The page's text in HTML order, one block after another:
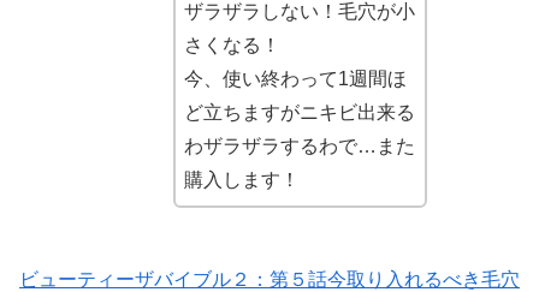
ザラザラしない！毛穴が小
さくなる！
今、使い終わって1週間ほ
ど立ちますがニキビ出来る
わザラザラするわで…また
購入します！
ビューティーザバイブル２：第５話今取り入れるべき毛穴